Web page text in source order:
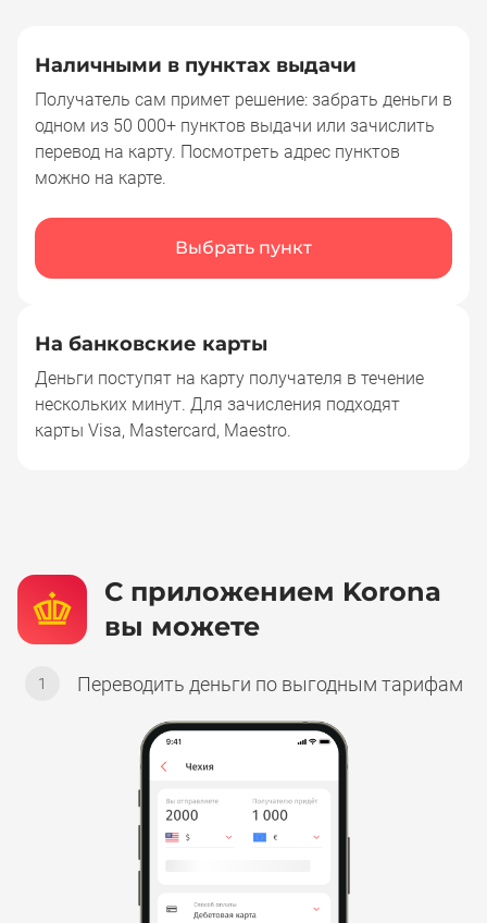
Наличными в пунктах выдачи
Получатель сам примет решение: забрать деньги в
одном из 50 000+ пунктов выдачи или зачислить
перевод на карту. Посмотреть адрес пунктов
можно на карте.
Выбрать пункт
На банковские карты
Деньги поступят на карту получателя в течение
нескольких минут. Для зачисления подходят
карты Visa, Mastercard, Maestro.
С приложением Korona
вы можете
1 Переводить деньги по выгодным тарифам